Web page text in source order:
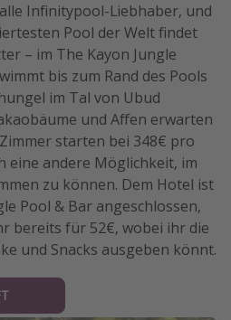
Infinitypool-Liebhaber, und
Pool der Welt findet
– im The Kayon Jungle
bis zum Rand des Pools
im Tal von Ubud
und Affen erwarten
starten bei 348€ pro
eine andere Möglichkeit, im
zu können. Dem Hotel ist
Pool & Bar angeschlossen,
bereits für 52€, wobei ihr die
und Snacks ausgeben könnt.